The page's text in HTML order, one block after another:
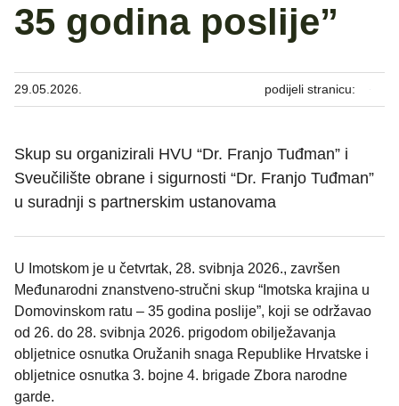
35 godina poslije”
29.05.2026. podijeli stranicu:
Skup su organizirali HVU “Dr. Franjo Tuđman” i
Sveučilište obrane i sigurnosti “Dr. Franjo Tuđman”
u suradnji s partnerskim ustanovama
U Imotskom je u četvrtak, 28. svibnja 2026., završen
Međunarodni znanstveno-stručni skup “Imotska krajina u
Domovinskom ratu – 35 godina poslije”, koji se održavao
od 26. do 28. svibnja 2026. prigodom obilježavanja
obljetnice osnutka Oružanih snaga Republike Hrvatske i
obljetnice osnutka 3. bojne 4. brigade Zbora narodne
garde.